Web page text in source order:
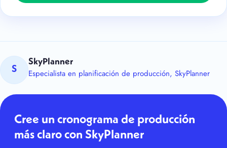
S
SkyPlanner
Especialista en planificación de producción, SkyPlanner
Cree un cronograma de producción
más claro con SkyPlanner